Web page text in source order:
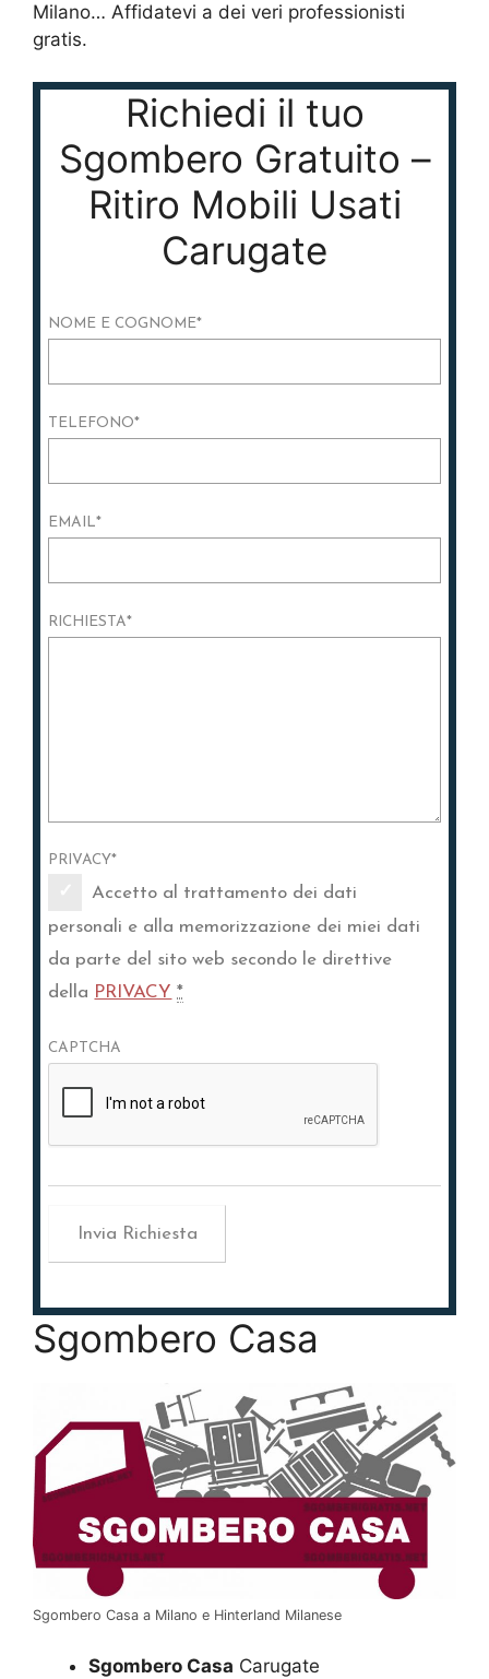
Milano… Affidatevi a dei veri professionisti
gratis.
Richiedi il tuo
Sgombero Gratuito –
Ritiro Mobili Usati
Carugate
NOME E COGNOME*
TELEFONO*
EMAIL*
RICHIESTA*
PRIVACY*
Accetto al trattamento dei dati
personali e alla memorizzazione dei miei dati
da parte del sito web secondo le direttive
della PRIVACY *
CAPTCHA
Sgombero Casa
Sgombero Casa a Milano e Hinterland Milanese
Sgombero Casa Carugate